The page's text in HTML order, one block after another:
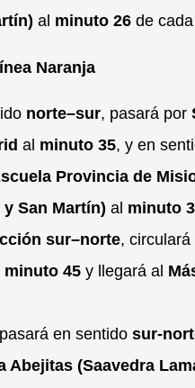
al minuto 26 de
Naranja
norte–sur, pasará por
al minuto 35, y en
Provincia de
y San Martín) al minuto
sur–norte, circulará
minuto 45 y llegará al
en sentido sur-
Abejitas (Saavedra